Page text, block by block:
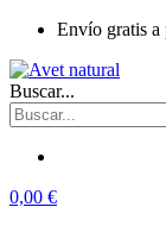
Envío gratis a
Buscar...
0,00 €